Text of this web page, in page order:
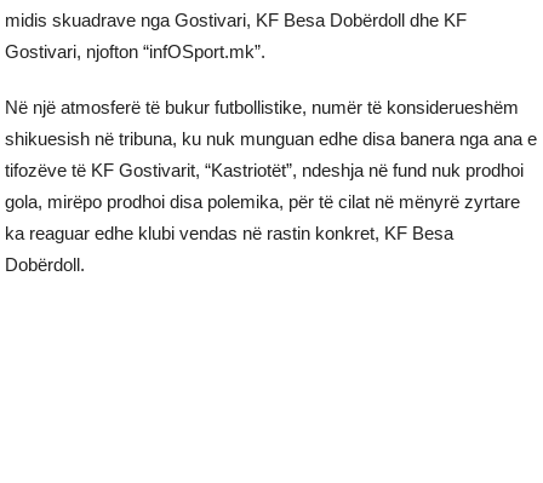
midis skuadrave nga Gostivari, KF Besa Dobërdoll dhe KF
Gostivari, njofton “infOSport.mk”.
Në një atmosferë të bukur futbollistike, numër të konsiderueshëm
shikuesish në tribuna, ku nuk munguan edhe disa banera nga ana e
tifozëve të KF Gostivarit, “Kastriotët”, ndeshja në fund nuk prodhoi
gola, mirëpo prodhoi disa polemika, për të cilat në mënyrë zyrtare
ka reaguar edhe klubi vendas në rastin konkret, KF Besa
Dobërdoll.